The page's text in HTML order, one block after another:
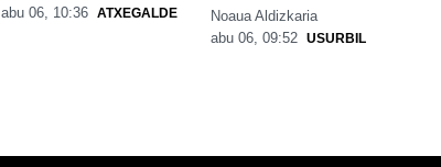
abu 06, 10:36 ATXEGALDE
Noaua Aldizkaria
abu 06, 09:52 USURBIL